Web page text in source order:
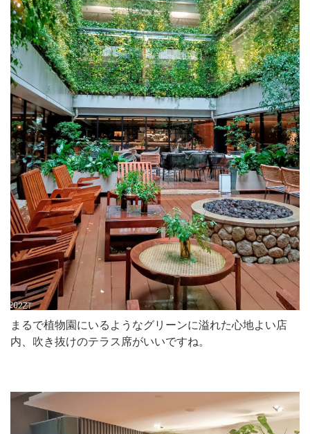
まるで植物園にいるようなグリーンに溢れた心地よい店
内、吹き抜けのテラス席がいいですね。